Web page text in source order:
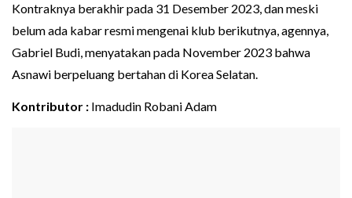
Kontraknya berakhir pada 31 Desember 2023, dan meski
belum ada kabar resmi mengenai klub berikutnya, agennya,
Gabriel Budi, menyatakan pada November 2023 bahwa
Asnawi berpeluang bertahan di Korea Selatan.
Kontributor : Imadudin Robani Adam